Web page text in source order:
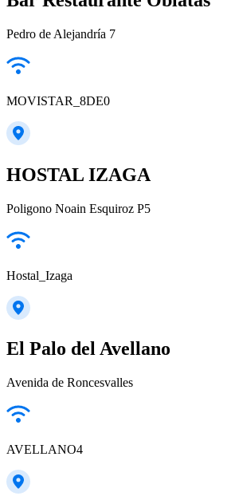
Pedro de Alejandría 7
MOVISTAR_8DE0
HOSTAL IZAGA
Poligono Noain Esquiroz P5
Hostal_Izaga
El Palo del Avellano
Avenida de Roncesvalles
AVELLANO4